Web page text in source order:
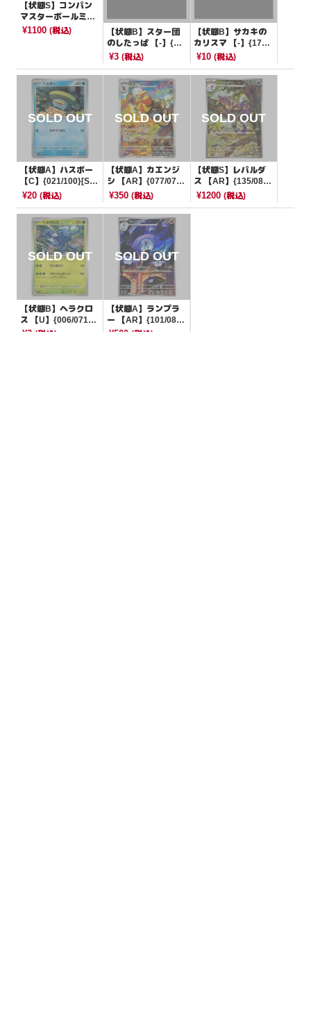
【状態S】コンパン
マスターボールミラ
ー【C】{048/165}[S
¥1100 (税込)
【状態B】スター団
のしたっぱ 【-】{13
1/139}[SVD]
¥3(税込)
【状態B】サカキの
カリスマ 【-】{173/
190}[SV4a]
¥10 (税込)
【状態A】ハスボー
【C】{021/100}[SV
9]
¥20 (税込)
【状態A】カエンジ
シ 【AR】{077/073}
[SV1a]
¥350(税込)
【状態S】レパルダ
ス 【AR】{135/086}
[SV11W]
¥1200 (税込)
【状態B】ヘラクロ
ス 【U】{006/071}
[SV2D]
¥3 (税込)
【状態A】ランプラ
ー 【AR】{101/086}
[SV11B]
¥500 (税込)